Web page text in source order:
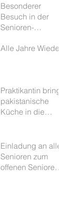
Besonderer
Besuch in der
Senioren-
Alzenau
Alle Jahre Wieder
Praktikantin bringt
pakistanische
Küche in die
Einladung an alle
Senioren zum
offenen Senioren